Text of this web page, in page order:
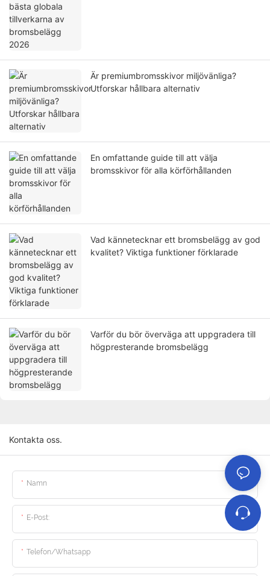
Är premiumbromsskivor miljövänliga?
Utforskar hållbara alternativ
En omfattande guide till att välja
bromsskivor för alla körförhållanden
Vad kännetecknar ett bromsbelägg av god
kvalitet? Viktiga funktioner förklarade
Varför du bör överväga att uppgradera till
högpresterande bromsbelägg
Kontakta oss.
Namn
E-Post:
Telefon/whatsapp